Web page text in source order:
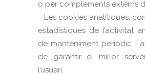
o per complements externs
_ Les cookies analítiques,
estadístiques de l’activitat
de manteniment periòdic i
de garantir el millor
l’usuari.